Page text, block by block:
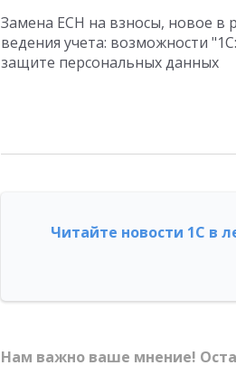
Замена ЕСН на взносы, новое в
ведения учета: возможности
защите персональных данных
Читайте новости 1С в
Нам важно ваше мнение!